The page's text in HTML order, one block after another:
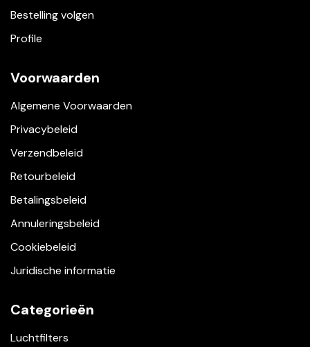
Bestelling volgen
Profile
Voorwaarden
Algemene Voorwaarden
Privacybeleid
Verzendbeleid
Retourbeleid
Betalingsbeleid
Annuleringsbeleid
Cookiebeleid
Juridische informatie
Categorieën
Luchtfilters